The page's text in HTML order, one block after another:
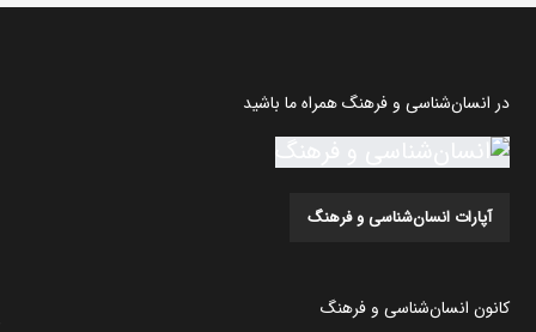
در انسان‌شناسی و فرهنگ همراه ما باشید
آپارات انسان‌شناسی و فرهنگ
کانون انسان‌شناسی و فرهنگ